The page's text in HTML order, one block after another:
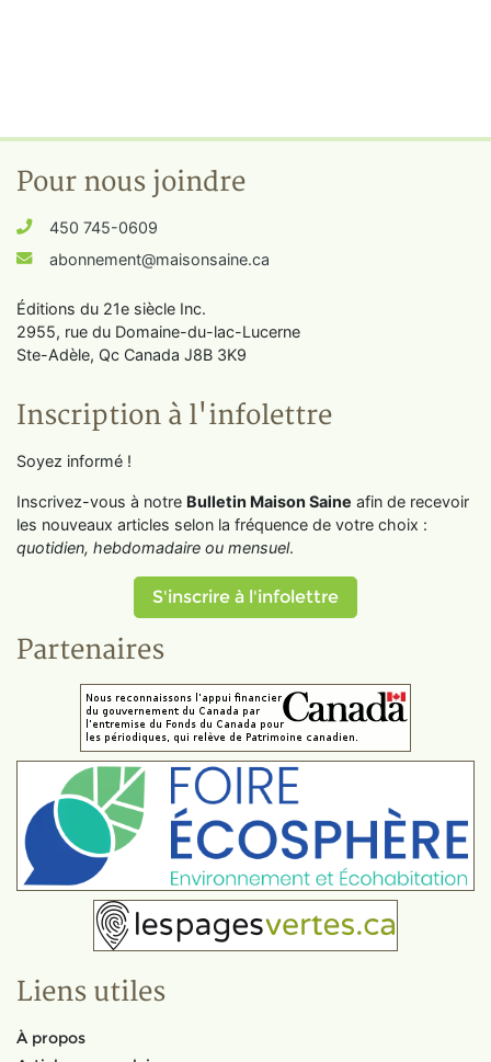
Pour nous joindre
450 745-0609
abonnement@maisonsaine.ca
Éditions du 21e siècle Inc.
2955, rue du Domaine-du-lac-Lucerne
Ste-Adèle, Qc Canada J8B 3K9
Inscription à l'infolettre
Soyez informé !
Inscrivez-vous à notre Bulletin Maison Saine afin de recevoir
les nouveaux articles selon la fréquence de votre choix :
quotidien, hebdomadaire ou mensuel.
S'inscrire à l'infolettre
Partenaires
Liens utiles
À propos